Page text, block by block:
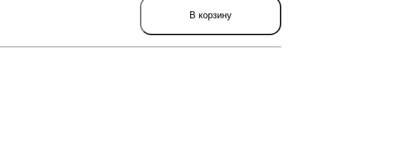
В корзину
Тут появятся товары, которые вы закажете.